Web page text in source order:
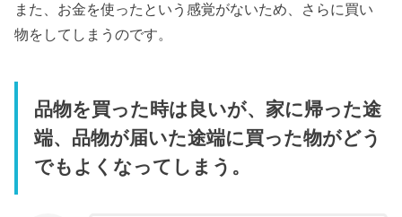
また、お金を使ったという感覚がないため、さらに買い
物をしてしまうのです。
品物を買った時は良いが、家に帰った途
端、品物が届いた途端に買った物がどう
でもよくなってしまう。